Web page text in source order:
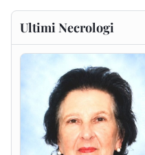
Francesca Anna Pirina
ved. Pileri
6 agosto 2026